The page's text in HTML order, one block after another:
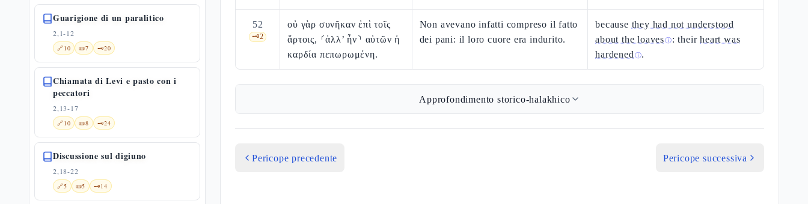
Guarigione di un paralitico
2,1-12
🔗10 📜7 🗝️20
Chiamata di Levi e pasto con i
peccatori
2,13-17
🔗10 📜8 🗝️24
Discussione sul digiuno
2,18-22
🔗5 📜5 🗝️14
52
🗝️2
οὐ γὰρ συνῆκαν ἐπὶ τοῖς
ἄρτοις, ⸂ἀλλ’ ἦν⸃ αὐτῶν ἡ
καρδία πεπωρωμένη.
Non avevano infatti compreso il fatto
dei pani: il loro cuore era indurito.
because they had not understood
about the loavesⓘ: theirheart was
hardened ⓘ.
Approfondimento storico-halakhico
Pericope precedente Pericope successiva